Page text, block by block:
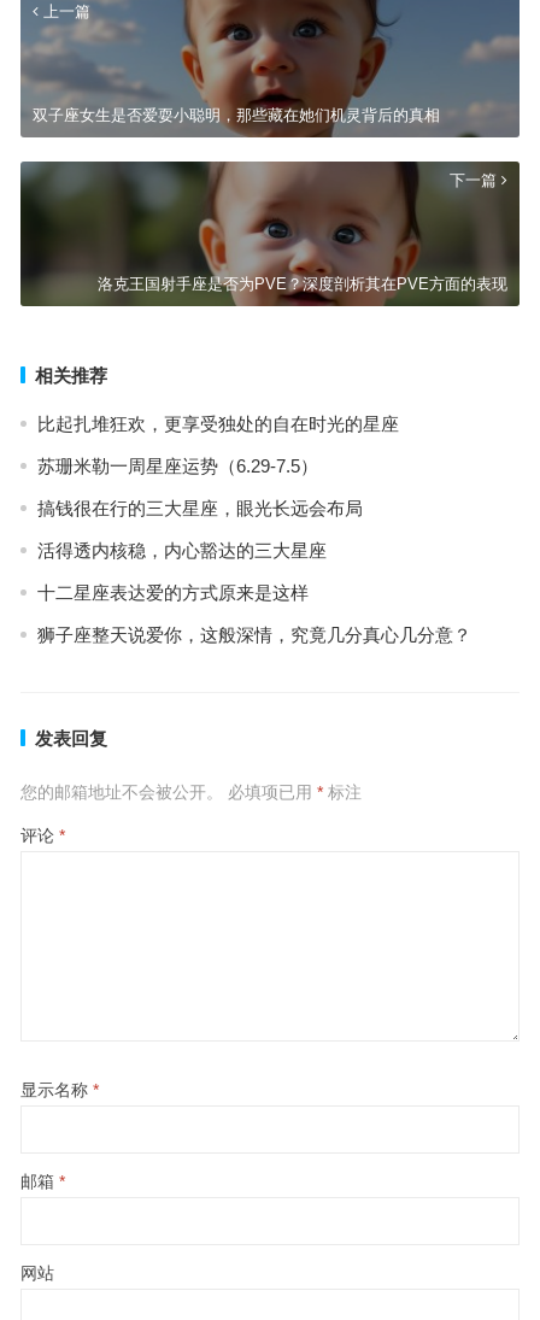
上一篇
双子座女生是否爱耍小聪明，那些藏在她们机灵背后的真相
下一篇
洛克王国射手座是否为PVE？深度剖析其在PVE方面的表现
相关推荐
比起扎堆狂欢，更享受独处的自在时光的星座
苏珊米勒一周星座运势（6.29-7.5）
搞钱很在行的三大星座，眼光长远会布局
活得透内核稳，内心豁达的三大星座
十二星座表达爱的方式原来是这样
狮子座整天说爱你，这般深情，究竟几分真心几分意？
发表回复
您的邮箱地址不会被公开。 必填项已用 *标注
评论 *
显示名称 *
邮箱 *
网站